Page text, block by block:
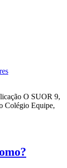
O SUOR 9,
Colégio Equipe,